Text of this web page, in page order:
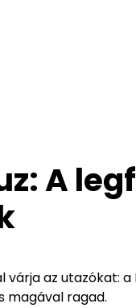
A
az utazókat:
magával ragad.